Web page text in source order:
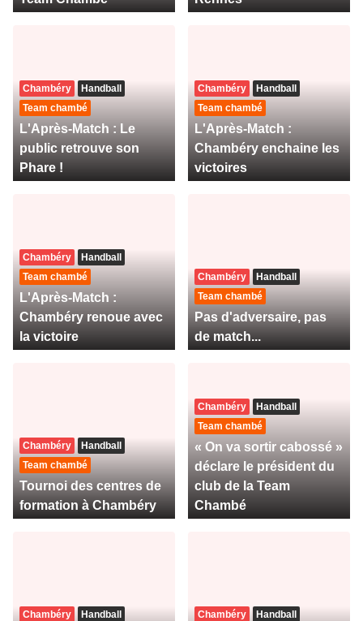
Chambéry
Handball
Team chambé
L'Après-Match : Le
public retrouve son
Phare !
Chambéry
Handball
Team chambé
L'Après-Match :
Chambéry enchaine les
victoires
Chambéry
Handball
Team chambé
L'Après-Match :
Chambéry renoue avec
la victoire
Chambéry
Handball
Team chambé
Pas d'adversaire, pas
de match...
Chambéry
Handball
Team chambé
Tournoi des centres de
formation à Chambéry
Chambéry
Handball
Team chambé
« On va sortir cabossé »
déclare le président du
club de la Team
Chambé
Chambéry
Handball
Chambéry
Handball